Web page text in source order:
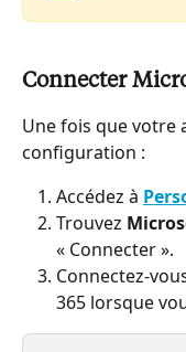
Connecter
Une fois que votre
configuration :
Accédez à
Trouvez
« Connecter ».
Connectez-
365 lorsque